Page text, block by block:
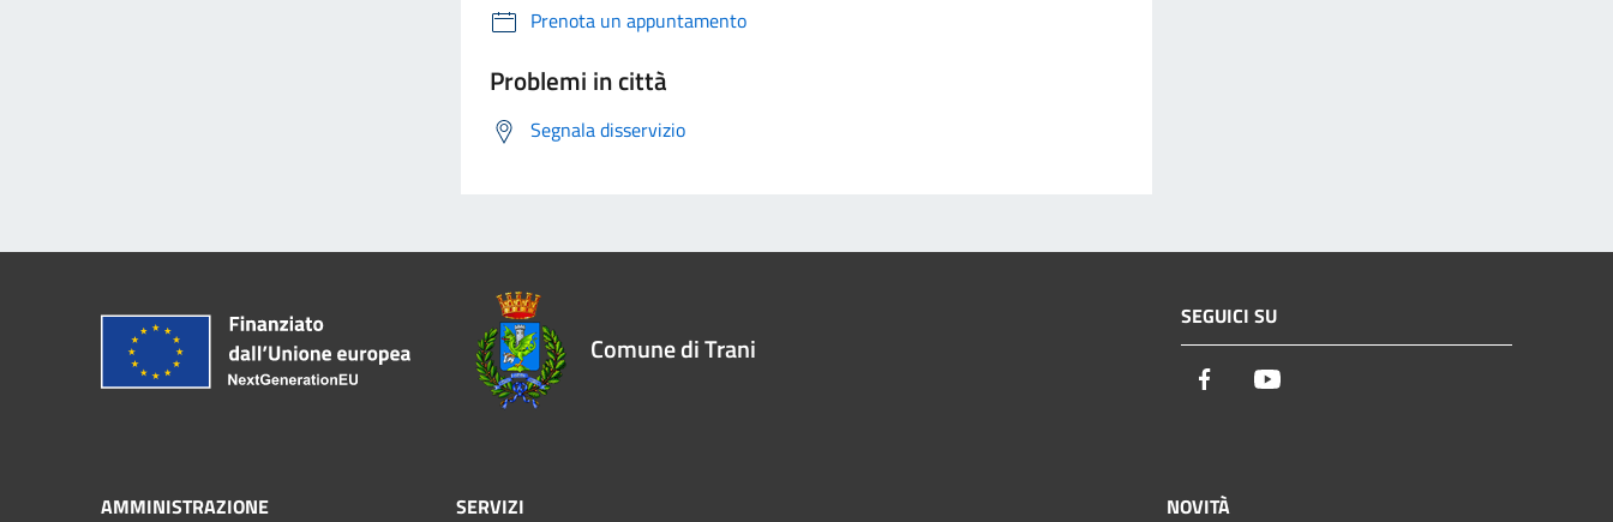
Prenota un appuntamento
Problemi in città
Segnala disservizio
Comune di Trani
SEGUICI SU
Facebook
AMMINISTRAZIONE SERVIZI NOVITÀ